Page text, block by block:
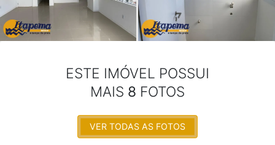
ESTE IMÓVEL POSSUI
MAIS 8 FOTOS
VER TODAS AS FOTOS